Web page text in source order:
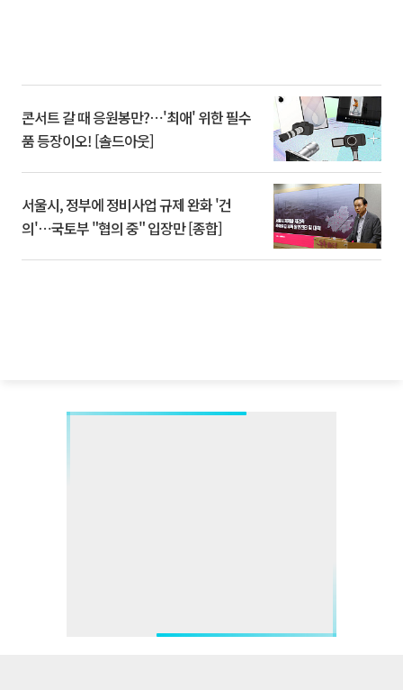
콘서트 갈 때 응원봉만?⋯'최애' 위한 필수
품 등장이오! [솔드아웃]
서울시, 정부에 정비사업 규제 완화 '건
의'⋯국토부 "협의 중" 입장만 [종합]